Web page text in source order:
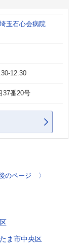
玉石心会病院
12:30
37番20号
のページ 〉
ま市中央区